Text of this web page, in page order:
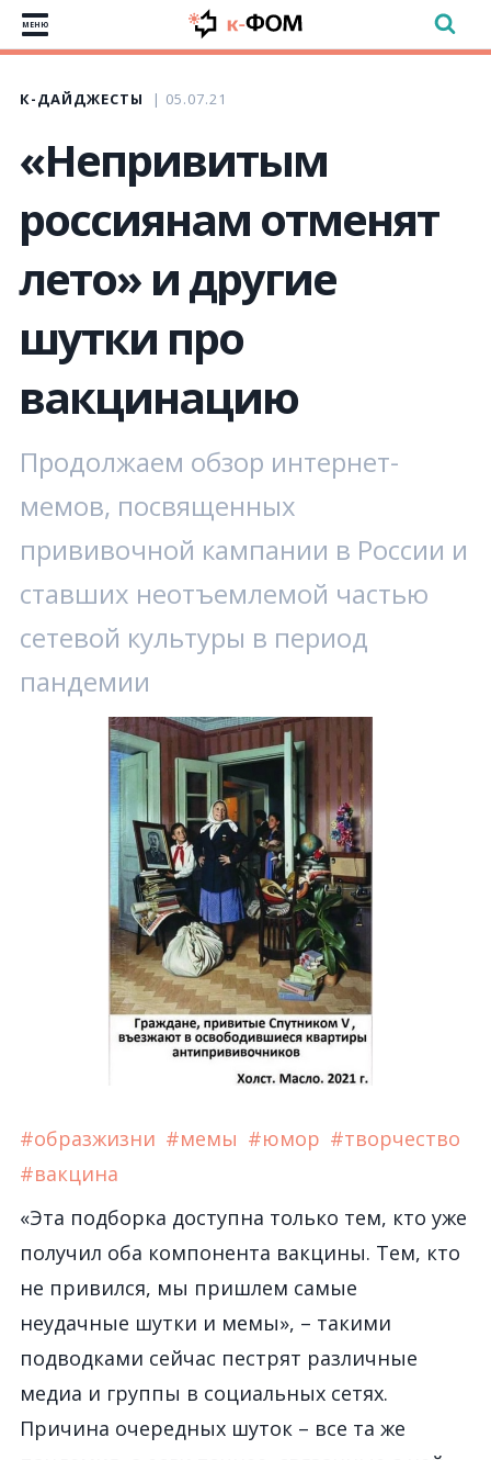
МЕНЮ
К-ДАЙДЖЕСТЫ 05.07.21
«Непривитым
россиянам отменят
лето» и другие
шутки про
вакцинацию
Продолжаем обзор интернет-
мемов, посвященных
прививочной кампании в России и
ставших неотъемлемой частью
сетевой культуры в период
пандемии
#образжизни #мемы #юмор #творчество
#вакцина
«Эта подборка доступна только тем, кто уже
получил оба компонента вакцины. Тем, кто
не привился, мы пришлем самые
неудачные шутки и мемы», – такими
подводками сейчас пестрят различные
медиа и группы в социальных сетях.
Причина очередных шуток – все та же